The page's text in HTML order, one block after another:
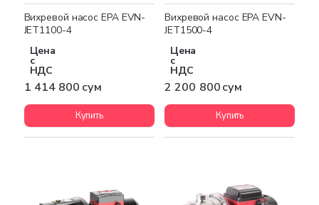
Вихревой насос EPA EVN-
JET1100-4
Цена
с
НДС
1 414 800 сум
Купить
Вихревой насос EPA EVN-
JET1500-4
Цена
с
НДС
2 200 800 сум
Купить